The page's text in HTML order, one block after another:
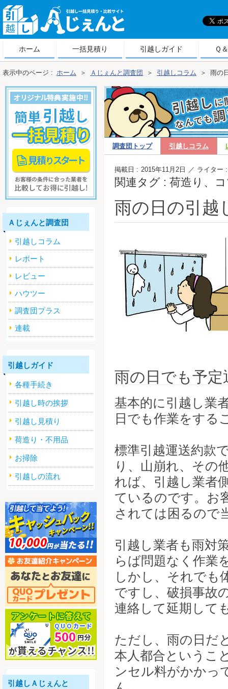
越しＡじぇんと
ホーム 一括見積り 引越しガイド Ｑ
表示中のページ : ホーム ＞ Ａじぇんと調査団 ＞ 引越しコラム ＞ 雨の
調査団トップ 引越しコラム
掲載日 : 2015年11月2日 ／ ライター :
関連タグ : 荷造り、
雨の日の引越
雨の日でも予
基本的に引越し業
日でも作業をする
標準引越運送約款
り、山崩れ、その
れば、引越し業者
ているのです。お
されては困るので
引越し業者も雨対
らば問題なく作業
しかし、それでも
ですし、破損事故
連絡して延期して
ただし、雨の日だ
本人都合というこ
ンセル料がかかっ
Ａじぇんと調査団
引越しコラム
レポート
レビュー
ハウツー
調査団プラス
連載
引越しガイド
各種手続き
引越し時の挨拶
引越し見積り
荷造り・不用品
お掃除
引越しの流れ
引越しＡじぇんと